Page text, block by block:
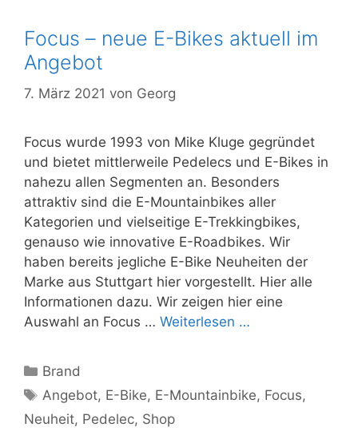
Focus – neue E-Bikes aktuell im
Angebot
7. März 2021 von Georg
Focus wurde 1993 von Mike Kluge gegründet
und bietet mittlerweile Pedelecs und E-Bikes in
nahezu allen Segmenten an. Besonders
attraktiv sind die E-Mountainbikes aller
Kategorien und vielseitige E-Trekkingbikes,
genauso wie innovative E-Roadbikes. Wir
haben bereits jegliche E-Bike Neuheiten der
Marke aus Stuttgart hier vorgestellt. Hier alle
Informationen dazu. Wir zeigen hier eine
Auswahl an Focus … Weiterlesen …
Kategorien
Brand
Schlagwörter
Angebot, E-Bike, E-Mountainbike, Focus,
Neuheit, Pedelec, Shop